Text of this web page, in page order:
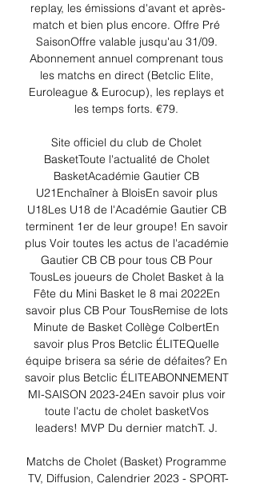
replay, les émissions d'avant et après-
match et bien plus encore. Offre Pré
SaisonOffre valable jusqu'au 31/09.
Abonnement annuel comprenant tous
les matchs en direct (Betclic Elite,
Euroleague & Eurocup), les replays et
les temps forts. €79.
Site officiel du club de Cholet
BasketToute l'actualité de Cholet
BasketAcadémie Gautier CB
U21Enchaîner à BloisEn savoir plus
U18Les U18 de l'Académie Gautier CB
terminent 1er de leur groupe! En savoir
plus Voir toutes les actus de l'académie
Gautier CB CB pour tous CB Pour
TousLes joueurs de Cholet Basket à la
Fête du Mini Basket le 8 mai 2022En
savoir plus CB Pour TousRemise de lots
Minute de Basket Collège ColbertEn
savoir plus Pros Betclic ÉLITEQuelle
équipe brisera sa série de défaites? En
savoir plus Betclic ÉLITEABONNEMENT
MI-SAISON 2023-24En savoir plus voir
toute l'actu de cholet basketVos
leaders! MVP Du dernier matchT. J.
Matchs de Cholet (Basket) Programme
TV, Diffusion, Calendrier 2023 - SPORT-